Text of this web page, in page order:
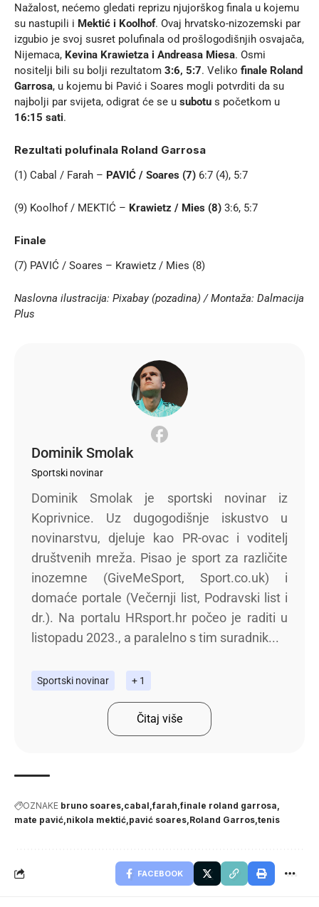
Nažalost, nećemo gledati reprizu njujorškog finala u kojemu
su nastupili i Mektić i Koolhof. Ovaj hrvatsko-nizozemski par
izgubio je svoj susret polufinala od prošlogodišnjih osvajača,
Nijemaca, Kevina Krawietza i Andreasa Miesa. Osmi
nositelji bili su bolji rezultatom 3:6, 5:7. Veliko finale Roland
Garrosa, u kojemu bi Pavić i Soares mogli potvrditi da su
najbolji par svijeta, odigrat će se u subotu s početkom u
16:15 sati.
Rezultati polufinala Roland Garrosa
(1) Cabal / Farah – PAVIĆ / Soares (7) 6:7 (4), 5:7
(9) Koolhof / MEKTIĆ – Krawietz / Mies (8) 3:6, 5:7
Finale
(7) PAVIĆ / Soares – Krawietz / Mies (8)
Naslovna ilustracija: Pixabay (pozadina) / Montaža: Dalmacija
Plus
Dominik Smolak
Sportski novinar
Dominik Smolak je sportski novinar iz
Koprivnice. Uz dugogodišnje iskustvo u
novinarstvu, djeluje kao PR-ovac i voditelj
društvenih mreža. Pisao je sport za različite
inozemne (GiveMeSport, Sport.co.uk) i
domaće portale (Večernji list, Podravski list i
dr.). Na portalu HRsport.hr počeo je raditi u
listopadu 2023., a paralelno s tim suradnik...
Sportski novinar + 1
Čitaj više
OZNAKE bruno soares cabal farah finale roland garrosa
mate pavić nikola mektić pavić soares Roland Garros tenis
FACEBOOK